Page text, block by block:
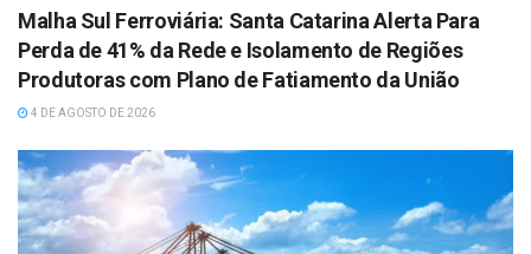
Malha Sul Ferroviária: Santa Catarina Alerta Para
Perda de 41% da Rede e Isolamento de Regiões
Produtoras com Plano de Fatiamento da União
4 DE AGOSTO DE 2026